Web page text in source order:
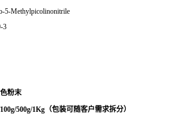
5-Methylpicolinonitrile
3
粉末
500g/1Kg（包装可随客户需求拆分）